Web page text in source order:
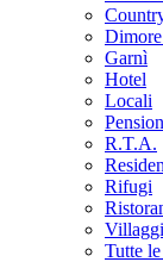
Garnì
Hotel
Locali
R.T.A.
Rifugi
Tutte